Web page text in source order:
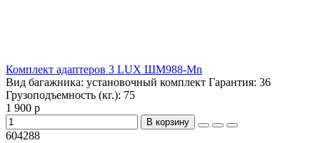
Комплект адаптеров 3 LUX ШМ988-Mn
Вид багажника: установочный комплект Гарантия: 36
Грузоподъемность (кг.): 75
1 900 р
В корзину
604288